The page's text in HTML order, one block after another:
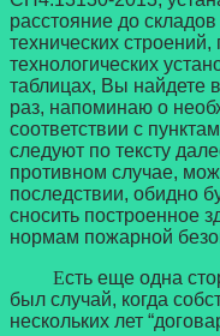
расстояние до
технических
технологических
таблицах, Вы
раз, напоминаю о
соответствии с
следуют по тексту
противном случае,
последствии, обидно
сносить построенное
нормам пожарной
Есть еще одна
был случай, когда
нескольких лет